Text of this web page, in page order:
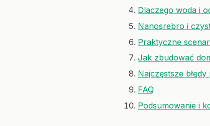
Dlaczego woda i
Nanosrebro i
Praktyczne
Jak zbudować
Najczęstsze
FAQ
Podsumowanie i